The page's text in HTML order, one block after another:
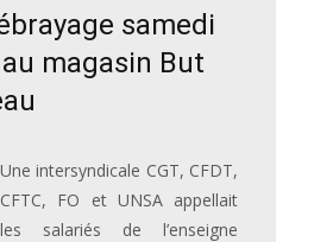
samedi
magasin But
Une intersyndicale CGT, CFDT,
CFTC, FO et UNSA appellait
les salariés de l’enseigne